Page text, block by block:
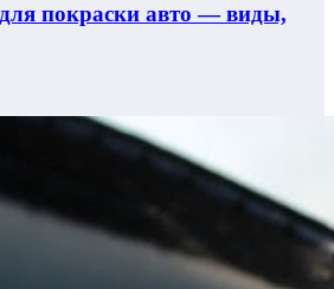
покраски авто — виды,